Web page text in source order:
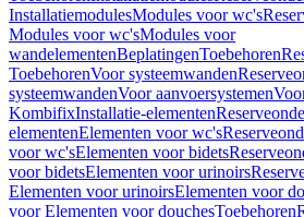
InstallatiemodulesModules voor wc's
Modules voor wc'sModules voor
wandelementenBeplatingenToebehoren
ToebehorenVoor systeemwanden
systeemwandenVoor aanvoersystemen
KombifixInstallatie-elementen
elementenElementen voor wc's
voor wc'sElementen voor bidets
voor bidetsElementen voor urinoirs
Elementen voor urinoirsElementen voor
voor Elementen voor douchesToebehoren